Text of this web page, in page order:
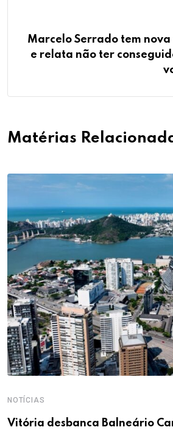
Marcelo Serrado tem nova
e relata não ter
Matérias
NOTÍCIAS
Vitória desbanca Balneário